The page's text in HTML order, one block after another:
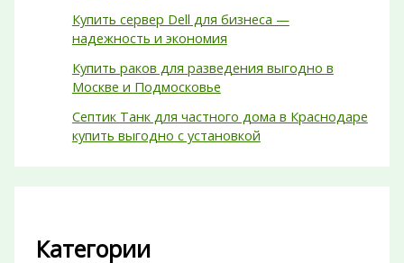
Купить сервер Dell для бизнеса —
надежность и экономия
Купить раков для разведения выгодно в
Москве и Подмосковье
Септик Танк для частного дома в Краснодаре
купить выгодно с установкой
Категории